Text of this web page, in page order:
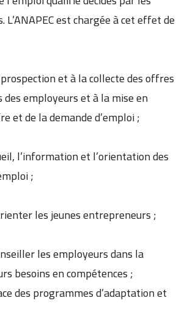
L’ANAPEC est chargée à cet effet de
et à la collecte des offres
des employeurs et à la mise en
et de la demande d’emploi ;
l’information et l’orientation des
;
les jeunes entrepreneurs ;
les employeurs dans la
besoins en compétences ;
des programmes d’adaptation et